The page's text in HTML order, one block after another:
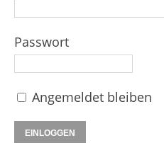
Passwort
Angemeldet bleiben